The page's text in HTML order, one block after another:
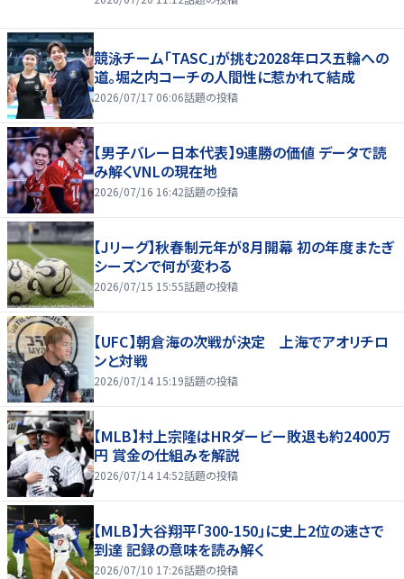
競泳チーム「TASC」が挑む2028年ロス五輪への
道。堀之内コーチの人間性に惹かれて結成
2026/07/17 06:06話題の投稿
【男子バレー日本代表】9連勝の価値 データで読
み解くVNLの現在地
2026/07/16 16:42話題の投稿
【Jリーグ】秋春制元年が8月開幕 初の年度またぎ
シーズンで何が変わる
2026/07/15 15:55話題の投稿
【UFC】朝倉海の次戦が決定 上海でアオリチロ
ンと対戦
2026/07/14 15:19話題の投稿
【MLB】村上宗隆はHRダービー敗退も約2400万
円 賞金の仕組みを解説
2026/07/14 14:52話題の投稿
【MLB】大谷翔平「300-150」に史上2位の速さで
到達 記録の意味を読み解く
2026/07/10 17:26話題の投稿